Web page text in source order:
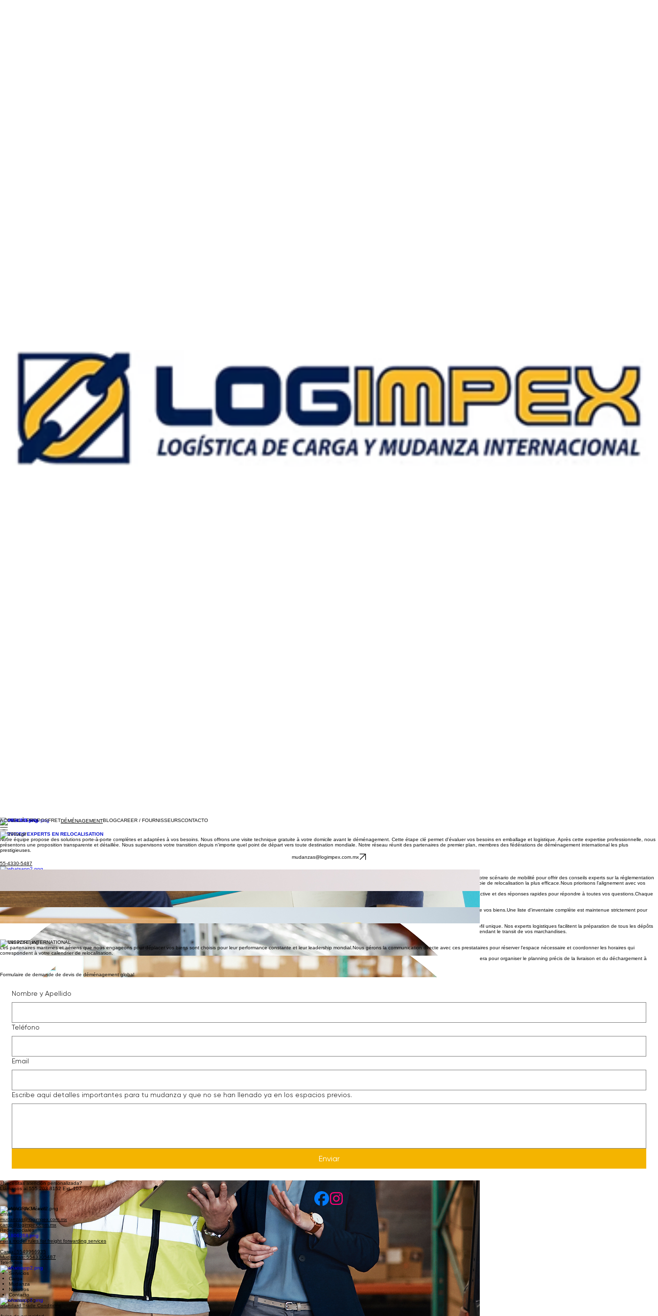
ACCUEILÀ PROPOSFRETDÉMÉNAGEMENTBLOG
SERVICES EXPERTS EN RELOCALISATION
Notre équipe propose des solutions porte-à-porte complètes et adaptées à vos besoins. Nous offrons une visite technique gratuite à votre domicile avant le déménagement. Cette étape clé permet d'évaluer vos besoins en emballage et logistique. Après cette expertise professionnelle, nous
présentons une proposition transparente et détaillée. ​Nous supervisons votre transition depuis n'importe quel point de départ vers toute destination mondiale. ​Notre réseau réunit des partenaires de premier plan, membres des fédérations de déménagement international les plus
prestigieuses.
mudanzas@logimpex.com.mx
Des inspections gratuites sur place pour analyser la logistique et les exigences du projet. ​ Nous évaluons le volume et le type de biens pour établir des protocoles d'emballage et d'expédition précis. Évaluation de votre scénario de mobilité pour offrir des conseils experts sur la réglementation
et les documents. ​ Nous coordonnons la logistique, incluant les plannings de chargement et les accès aux sites aux deux extrémités. ​ Nous offrons des flux de travail structurés pour garantir que vous choisissiez la voie de relocalisation la plus efficace. ​ Nous priorisons l'alignement avec vos
préférences personnelles et vos objectifs logistiques.
Nous offrons un devis transparent et personnalisé, conçu spécifiquement pour vos besoins de relocalisation. Notre proposition couvre chaque aspect vital de votre projet. Nous privilégions une communication proactive et des réponses rapides pour répondre à toutes vos questions. ​ Chaque
proposition de GLOBAL RELOCATION inclut l'avantage gratuit de trente jours de stockage sécurisé.
DEVIS
Notre personnel expert personnalise son approche selon vos objets et le mode de transport choisi. Nous utilisons des matériaux de haute qualité conçus pour le fret maritime ou aérien afin de garantir la sécurité de vos biens. ​ Une liste d'inventaire complète est maintenue strictement pour
chaque colis, garantissant un suivi complet pour vérification lors de la livraison finale et du déballage.
Notre équipe gère l'ensemble des formalités administratives pour garantir que vos biens passent les frontières légalement et sans retard. ​ Nous évaluons la nature spécifique de votre déménagement selon votre profil unique. Nos experts logistiques facilitent la préparation de tous les dépôts
douaniers d'importation et d'exportation. ​ Qu'il s'agisse de changements de carrière, de rapatriement ou de statut diplomatique, nous identifions les exigences légales. Comprendre ces nuances évite les imprévus pendant le transit de vos marchandises.
DÉDOUANEMENT
TRANSPORT INTERNATIONAL
Les partenaires maritimes et aériens que nous engageons pour déplacer vos biens sont choisis pour leur performance constante et leur leadership mondial. ​ Nous gérons la communication directe avec ces prestataires pour réserver l'espace nécessaire et coordonner les horaires qui
correspondent à votre calendrier de relocalisation.
Nous collaborons avec des représentants internationaux d'élite pour gérer l'arrivée sécurisée et l'installation finale de vos biens personnels.​Juste avant l'arrivée de votre envoi, notre coordinateur local vous contactera pour organiser le planning précis de la livraison et du déchargement à
votre nouvelle résidence.
Enviar
¿Necesitas atención personalizada?
Llámanos al 555 203 8152 Ext. 107
Logimpex de México
Email
mudanzas@logimpex.com.mx
cargo@logimpex.com.mx
Redes sociales
Fiata model rules for freight forwarding services
Carga: 5549966935
Mudanzas: 5543305487
Teléfonos
Inicio
Servicios
Carga
Mudanza
Nosotros
Contacto